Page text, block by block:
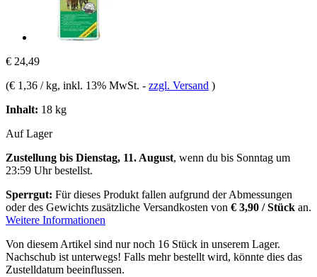
€ 24,49
(€ 1,36 / kg, inkl. 13% MwSt. - zzgl. Versand )
Inhalt: 18 kg
Auf Lager
Zustellung bis Dienstag, 11. August, wenn du bis Sonntag um
23:59 Uhrbestellst.
Sperrgut: Für dieses Produkt fallen aufgrund der Abmessungen
oder des Gewichts zusätzliche Versandkosten von € 3,90 / Stück an.
Weitere Informationen
Von diesem Artikel sind nur noch 16 Stück in unserem Lager.
Nachschub ist unterwegs! Falls mehr bestellt wird, könnte dies das
Zustelldatum beeinflussen.